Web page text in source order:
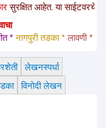
या साईटवरचे साहित्य
तडका * लावणी *
लेखनस्पर्धा
विनोदी लेखन